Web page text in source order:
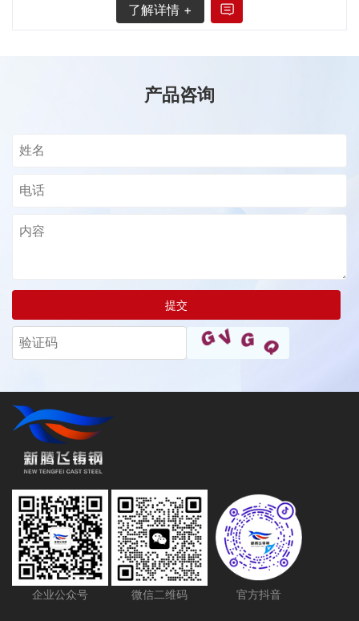
了解详情 +
产品咨询
提交
企业公众号 微信二维码 官方抖音